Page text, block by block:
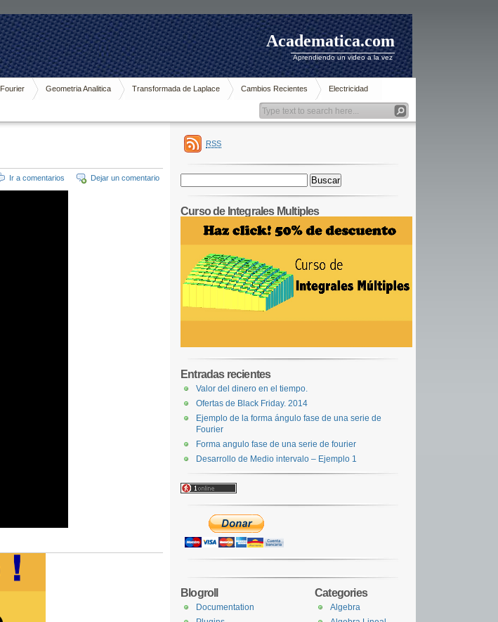
Academatica.com
Aprendiendo un video a la vez
Fourier Geometria Analitica Transformada de Laplace Cambios Recientes Electricidad
Dejar un comentario
Ir a comentarios
RSS
Curso de Integrales Multiples
Entradas recientes
Valor del dinero en el tiempo.
Ofertas de Black Friday. 2014
Ejemplo de la forma ángulo fase de una serie de
Fourier
Forma angulo fase de una serie de fourier
Desarrollo de Medio intervalo – Ejemplo 1
Categories
Algebra
Blogroll
Documentation